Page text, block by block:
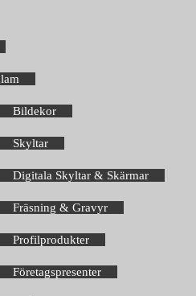
Bildekor
Skyltar
Digitala Skyltar & Skärmar
Fräsning & Gravyr
Profilprodukter
Företagspresenter